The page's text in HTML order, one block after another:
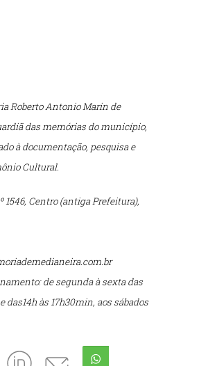
Roberto Antonio Marin de
das memórias do município,
à documentação, pesquisa e
Cultural.
1546, Centro (antiga Prefeitura),
de segunda à sexta das
das14h às 17h30min, aos sábados